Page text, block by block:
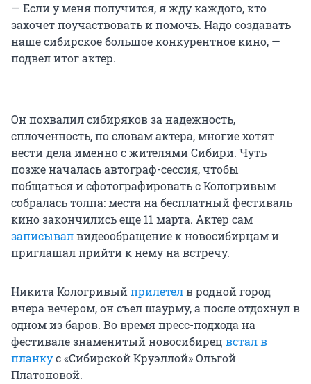
— Если у меня получится, я жду каждого, кто
захочет поучаствовать и помочь. Надо создавать
наше сибирское большое конкурентное кино, —
подвел итог актер.
Он похвалил сибиряков за надежность,
сплоченность, по словам актера, многие хотят
вести дела именно с жителями Сибири. Чуть
позже началась автограф-сессия, чтобы
побщаться и сфотографировать с Кологривым
собралась толпа: места на бесплатный фестиваль
кино закончились еще 11 марта. Актер сам
записывалвидеообращение к новосибирцам и
приглашал прийти к нему на встречу.
Никита Кологривыйприлетелв родной город
вчера вечером, он съел шаурму, а после отдохнул в
одном из баров. Во время пресс-подхода на
фестивале знаменитый новосибирец встал в
планкус «Сибирской Круэллой» Ольгой
Платоновой.